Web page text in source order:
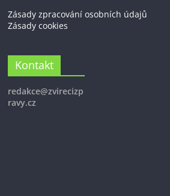
Zásady zpracování osobních údajů
Zásady cookies
Kontakt
redakce@zvirecizp
ravy.cz